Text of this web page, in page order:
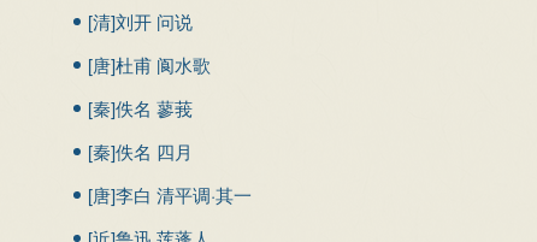
：331-335
：323-326
弟既翕”，则“和乐且湛”。诗人似明确表示，兄弟之情胜过夫妇之
卒章显志。诗人直接告诫人们，要深思熟虑，牢记此理：只有“兄
、家庭幸福的基础。明理规劝之意，更为明显。
[清]刘开 问说
[唐]杜甫 阆水歌
[秦]佚名 蓼莪
[秦]佚名 四月
[唐]李白 清平调·其一